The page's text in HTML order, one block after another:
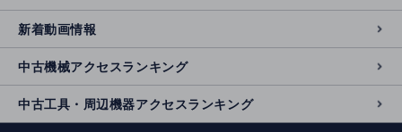
新着動画情報
中古機械アクセスランキング
中古工具・周辺機器アクセスランキング